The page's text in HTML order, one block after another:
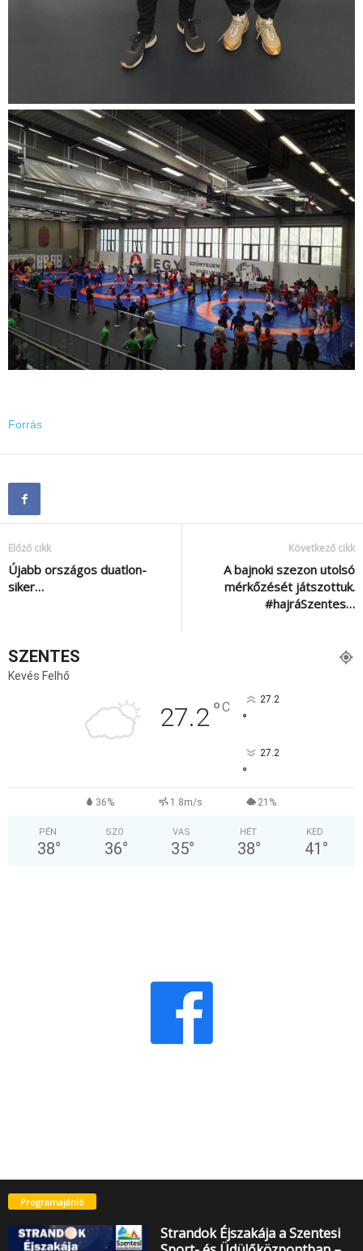
Forrás
Előző cikk
Újabb országos duatlon-
siker…
Következő cikk
A bajnoki szezon utolsó
mérkőzését játszottuk.
#hajráSzentes…
SZENTES
Kevés Felhő
27.2°C 27.2
°
27.2
°
36% 1.8m/s 21%
PÉN
38°
SZO
36°
VAS
35°
HÉT
38°
KED
41 °
Programajánló
Strandok Éjszakája a Szentesi